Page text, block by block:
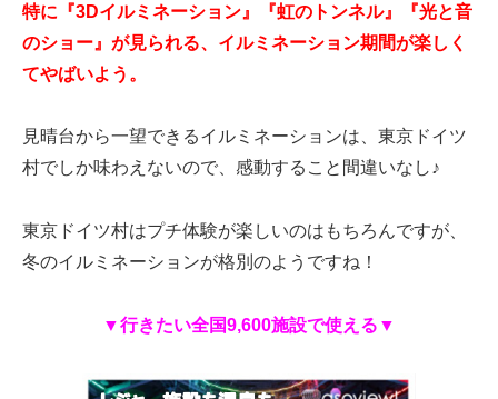
特に『3Dイルミネーション』『虹のトンネル』『光と音
のショー』が見られる、イルミネーション期間が楽しく
てやばいよう。
見晴台から一望できるイルミネーションは、東京ドイツ
村でしか味わえないので、感動すること間違いなし♪
東京ドイツ村はプチ体験が楽しいのはもちろんですが、
冬のイルミネーションが格別のようですね！
▼行きたい全国9,600施設で使える ▼